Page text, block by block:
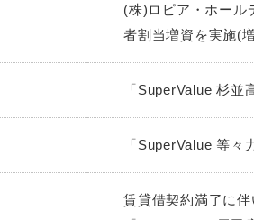
(株)ロピア・ホール
者割当増資を実施(
「SuperValue 杉並
「SuperValue 等々
賃貸借契約満了に